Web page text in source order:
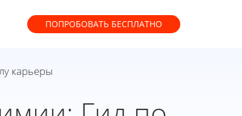
ПОПРОБОВАТЬ БЕСПЛАТНО
карьеры